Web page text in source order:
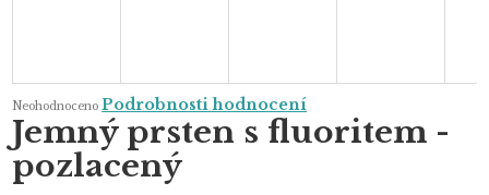
Průměrné
produktu
je
0,0
5
Neohodnoceno Podrobnosti hodnocení
Jemný prsten s fluoritem -
pozlacený